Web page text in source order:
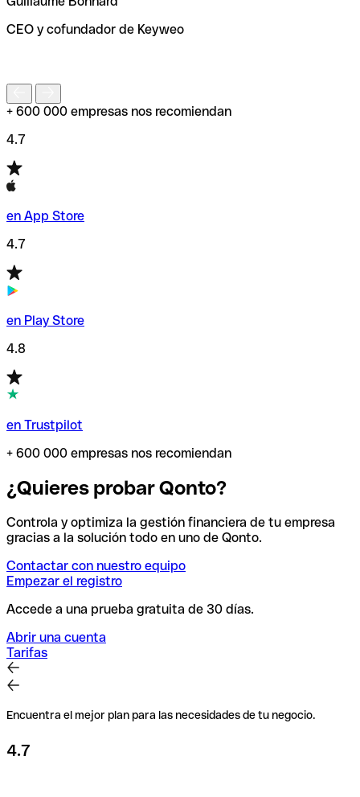
de enviar tu transferencia.
CEO y cofundador de Keyweo
+ 600 000 empresas nos recomiendan
4.7
en App Store
4.7
en Play Store
4.8
en Trustpilot
+ 600 000 empresas nos recomiendan
¿Quieres probar Qonto?
Controla y optimiza la gestión financiera de tu empresa
gracias a la solución todo en uno de Qonto.
Contactar con nuestro equipo
Empezar el registro
Accede a una prueba gratuita de 30 días.
Abrir una cuenta
Tarifas
Encuentra el mejor plan para las necesidades de tu negocio.
4.7